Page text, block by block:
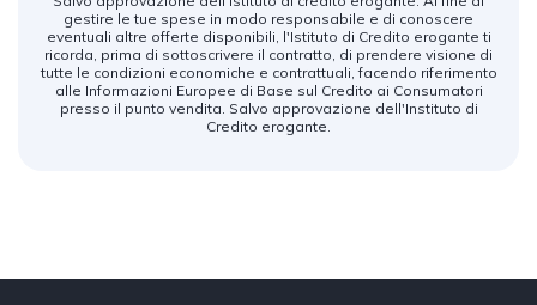
gestire le tue spese in modo responsabile e di conoscere
eventuali altre offerte disponibili, l'Istituto di Credito erogante ti
ricorda, prima di sottoscrivere il contratto, di prendere visione di
tutte le condizioni economiche e contrattuali, facendo riferimento
alle Informazioni Europee di Base sul Credito ai Consumatori
presso il punto vendita. Salvo approvazione dell'Instituto di
Credito erogante.